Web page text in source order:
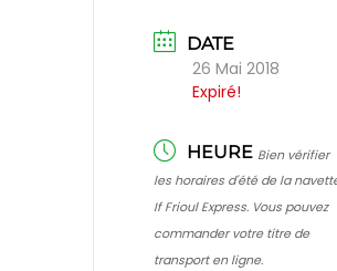
DATE
26 Mai 2018
Expiré!
HEURE Bien vérifier
les horaires d'été de la
If Frioul Express. Vous pouvez
commander votre titre de
transport en ligne.